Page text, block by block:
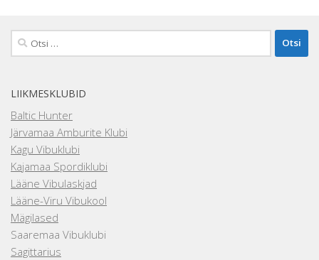
Otsi:
LIIKMESKLUBID
Baltic Hunter
Järvamaa Amburite Klubi
Kagu Vibuklubi
Kajamaa Spordiklubi
Lääne Vibulaskjad
Lääne-Viru Vibukool
Mägilased
Saaremaa Vibuklubi
Sagittarius